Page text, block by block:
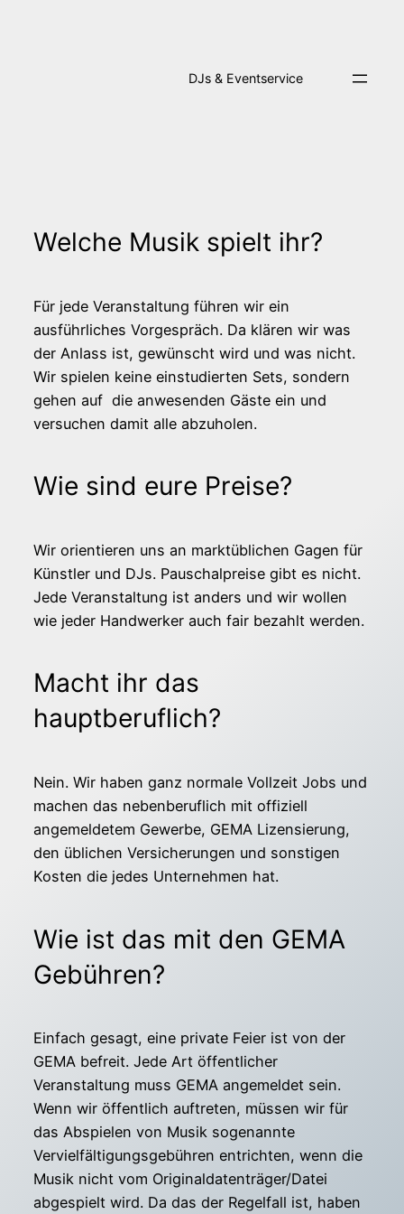
DJs & Eventservice
Welche Musik spielt ihr?
Für jede Veranstaltung führen wir ein
ausführliches Vorgespräch. Da klären wir was
der Anlass ist, gewünscht wird und was nicht.
Wir spielen keine einstudierten Sets, sondern
gehen auf die anwesenden Gäste ein und
versuchen damit alle abzuholen.
Wie sind eure Preise?
Wir orientieren uns an marktüblichen Gagen für
Künstler und DJs. Pauschalpreise gibt es nicht.
Jede Veranstaltung ist anders und wir wollen
wie jeder Handwerker auch fair bezahlt werden.
Macht ihr das
hauptberuflich?
Nein. Wir haben ganz normale Vollzeit Jobs und
machen das nebenberuflich mit offiziell
angemeldetem Gewerbe, GEMA Lizensierung,
den üblichen Versicherungen und sonstigen
Kosten die jedes Unternehmen hat.
Wie ist das mit den GEMA
Gebühren?
Einfach gesagt, eine private Feier ist von der
GEMA befreit. Jede Art öffentlicher
Veranstaltung muss GEMA angemeldet sein.
Wenn wir öffentlich auftreten, müssen wir für
das Abspielen von Musik sogenannte
Vervielfältigungsgebühren entrichten, wenn die
Musik nicht vom Originaldatenträger/Datei
abgespielt wird. Da das der Regelfall ist, haben